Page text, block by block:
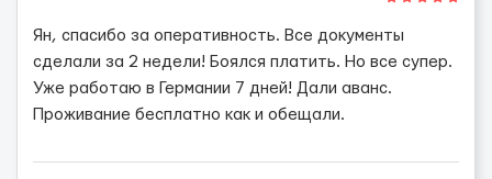
Ян, спасибо за оперативность. Все документы
сделали за 2 недели! Боялся платить. Но все супер.
Уже работаю в Германии 7 дней! Дали аванс.
Проживание бесплатно как и обещали.